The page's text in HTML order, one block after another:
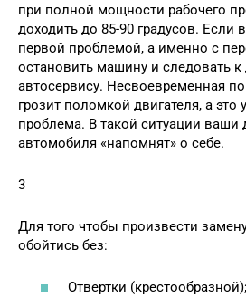
при полной мощности рабочего
доходить до 85-90 градусов. Если
первой проблемой, а именно с
остановить машину и следовать к
автосервису. Несвоевременная
грозит поломкой двигателя, а это
проблема. В такой ситуации ваши
автомобиля «напомнят» о себе.
3
Для того чтобы произвести
обойтись без:
Отвертки (крестообразной);